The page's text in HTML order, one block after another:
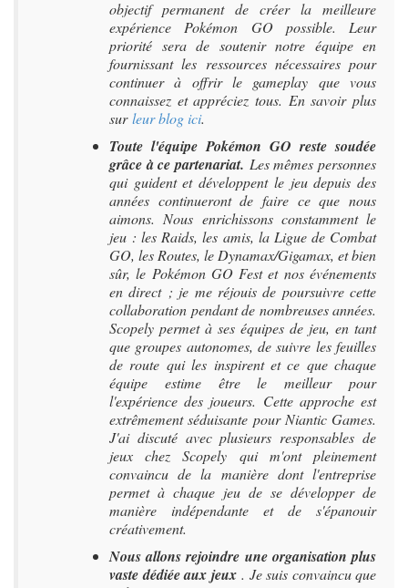
objectif permanent de créer la meilleure
expérience Pokémon GO possible. Leur
priorité sera de soutenir notre équipe en
fournissant les ressources nécessaires pour
continuer à offrir le gameplay que vous
connaissez et appréciez tous. En savoir plus
surleur blog ici.
Toute l'équipe Pokémon GO reste soudée
grâce à ce partenariat. Les mêmes personnes
qui guident et développent le jeu depuis des
années continueront de faire ce que nous
aimons. Nous enrichissons constamment le
jeu : les Raids, les amis, la Ligue de Combat
GO, les Routes, le Dynamax/Gigamax, et bien
sûr, le Pokémon GO Fest et nos événements
en direct ; je me réjouis de poursuivre cette
collaboration pendant de nombreuses années.
Scopely permet à ses équipes de jeu, en tant
que groupes autonomes, de suivre les feuilles
de route qui les inspirent et ce que chaque
équipe estime être le meilleur pour
l'expérience des joueurs. Cette approche est
extrêmement séduisante pour Niantic Games.
J'ai discuté avec plusieurs responsables de
jeux chez Scopely qui m'ont pleinement
convaincu de la manière dont l'entreprise
permet à chaque jeu de se développer de
manière indépendante et de s'épanouir
créativement.
Nous allons rejoindre une organisation plus
vaste dédiée aux jeux. Je suis convaincu que